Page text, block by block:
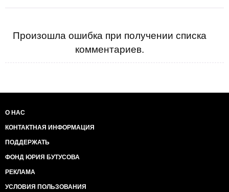
Произошла ошибка при получении списка
комментариев.
О НАС
КОНТАКТНАЯ ИНФОРМАЦИЯ
ПОДДЕРЖАТЬ
ФОНД ЮРИЯ БУТУСОВА
РЕКЛАМА
УСЛОВИЯ ПОЛЬЗОВАНИЯ